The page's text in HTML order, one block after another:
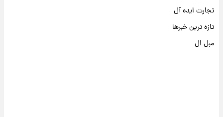
تجارت ایده آل
تازه ترین خبرها
مبل ال